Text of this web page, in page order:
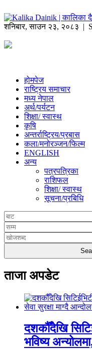
शनिबार,साउन २३, २०८३ |
होमपेज
राष्ट्रिय समाचार
मध्य नेपाल
अर्थ/पर्यटन
शिक्षा/ स्वास्थ
कृषि
अन्तर्राष्ट्रिय/प्रबास
कला/मनोरञ्जन/फिल्म
ENGLISH
अन्य
पत्रपत्रिका
राशिफल
शिक्षा/ स्वास्थ
सूचना/प्रबिधि
ताजा अपडेट
दशकौँदेखि
भविष्य